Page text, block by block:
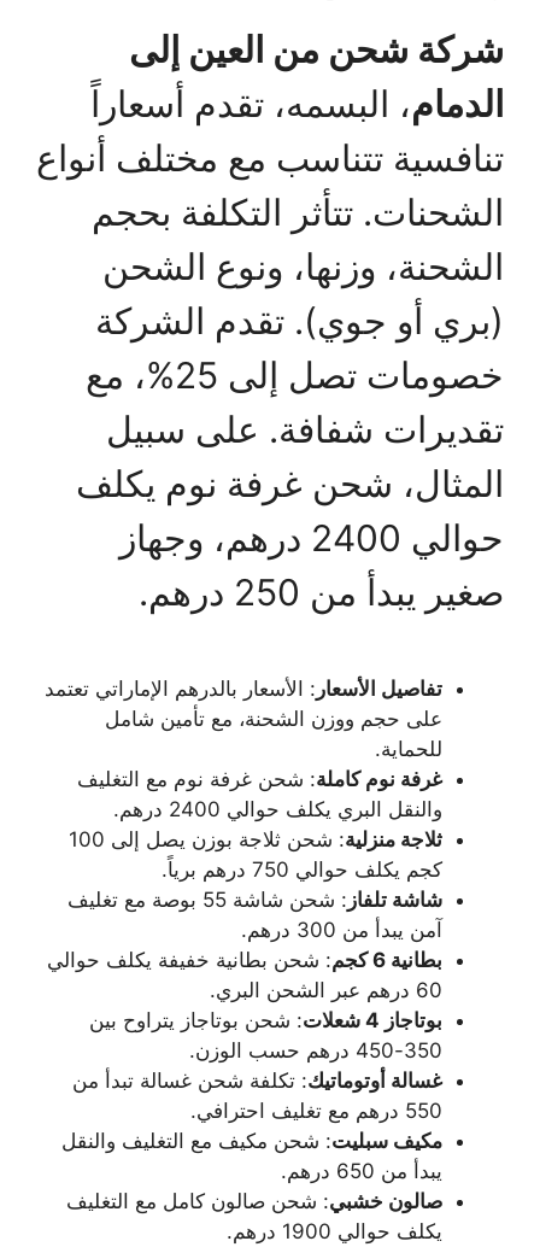
شركة شحن من العين إلى
الدمام، البسمه، تقدم أسعاراً
تنافسية تتناسب مع مختلف أنواع
الشحنات. تتأثر التكلفة بحجم
الشحنة، وزنها، ونوع الشحن
(بري أو جوي). تقدم الشركة
خصومات تصل إلى 25%، مع
تقديرات شفافة. على سبيل
المثال، شحن غرفة نوم يكلف
حوالي 2400 درهم، وجهاز
صغير يبدأ من 250 درهم.
تفاصيل الأسعار : الأسعار بالدرهم الإماراتي تعتمد
على حجم ووزن الشحنة، مع تأمين شامل
للحماية.
غرفة نوم كاملة: شحن غرفة نوم مع التغليف
والنقل البري يكلف حوالي 2400 درهم.
ثلاجة منزلية
: شحن ثلاجة بوزن يصل إلى 100
كجم يكلف حوالي 750 درهم برياً.
شاشة تلفاز
: شحن شاشة 55 بوصة مع تغليف
آمن يبدأ من 300 درهم.
بطانية 6 كجم
: شحن بطانية خفيفة يكلف حوالي
60 درهم عبر الشحن البري.
بوتاجاز 4 شعلات
: شحن بوتاجاز يتراوح بين
350-450 درهم حسب الوزن.
غسالة أوتوماتيك: تكلفة شحن غسالة تبدأ من
550 درهم مع تغليف احترافي.
مكيف سبليت: شحن مكيف مع التغليف والنقل
يبدأ من 650 درهم.
صالون خشبي: شحن صالون كامل مع التغليف
يكلف حوالي 1900 درهم.